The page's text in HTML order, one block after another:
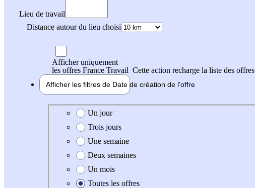
Lieu de travail
Distance autour du lieu choisi
Afficher uniquement
les offres France Travail Cette action recharge la liste des offres
Afficher les filtres de Date de création de l'offre
Date de création de l'offre
Un jour
Trois jours
Une semaine
Deux semaines
Un mois
Toutes les offres